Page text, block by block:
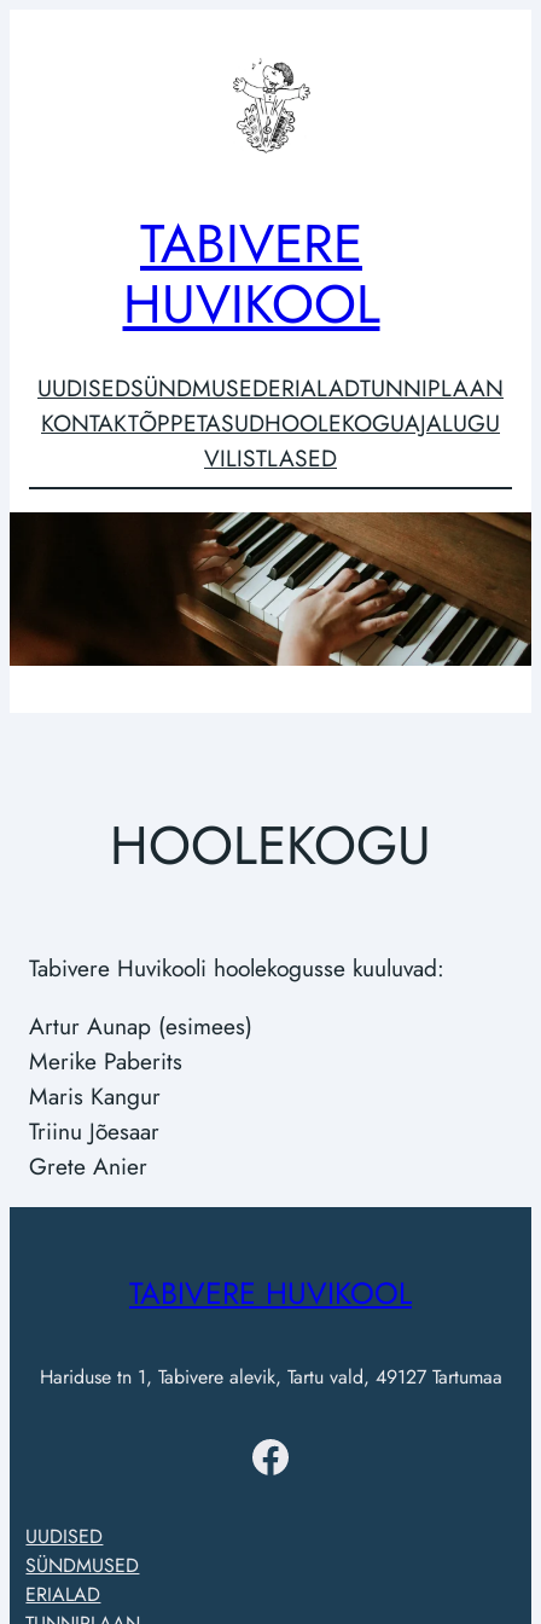
TABIVERE
HUVIKOOL
UUDISEDSÜNDMUSEDERIALADTUNNIPLAAN
KONTAKTÕPPETASUDHOOLEKOGUAJALUGU
VILISTLASED
HOOLEKOGU
Tabivere Huvikooli hoolekogusse kuuluvad:
Artur Aunap (esimees)
Merike Paberits
Maris Kangur
Triinu Jõesaar
Grete Anier
TABIVERE HUVIKOOL
Hariduse tn 1, Tabivere alevik, Tartu vald, 49127 Tartumaa
Facebook
UUDISED
SÜNDMUSED
ERIALAD